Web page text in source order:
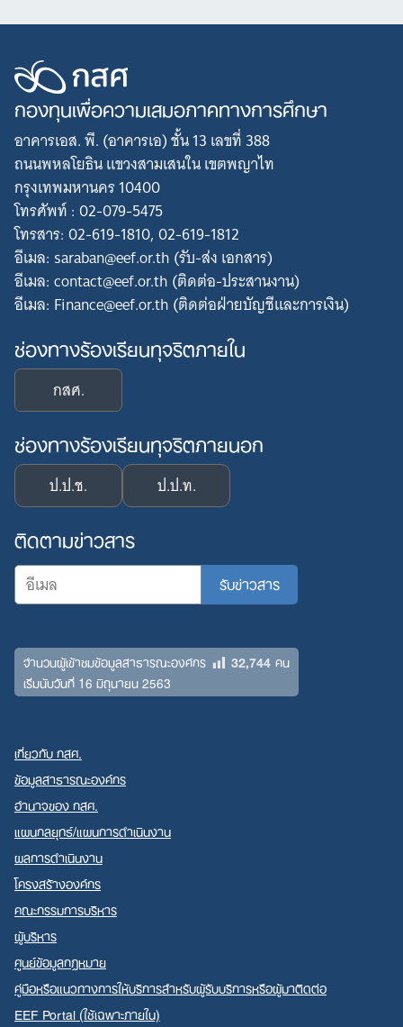
กองทุนเพื่อความเสมอภาคทางการศึกษา
อาคารเอส. พี. (อาคารเอ) ชั้น 13 เลขที่ 388
ถนนพหลโยธิน แขวงสามเสนใน เขตพญาไท
กรุงเทพมหานคร 10400
โทรศัพท์ : 02-079-5475
โทรสาร: 02-619-1810, 02-619-1812
อีเมล: saraban@eef.or.th (รับ-ส่ง เอกสาร)
อีเมล: contact@eef.or.th (ติดต่อ-ประสานงาน)
อีเมล: Finance@eef.or.th (ติดต่อฝ่ายบัญชีและการเงิน)
ช่องทางร้องเรียนทุจริตภายใน
กสศ.
ช่องทางร้องเรียนทุจริตภายนอก
ป.ป.ช. ป.ป.ท.
ติดตามข่าวสาร
จำนวนผู้เข้าชมข้อมูลสาธารณะองค์กร 32,744คน
เริ่มนับวันที่ 16 มิถุนายน 2563
เกี่ยวกับ กสศ.
ข้อมูลสาธารณะองค์กร
อำนาจของ กสศ.
แผนกลยุทธ์/แผนการดำเนินงาน
ผลการดำเนินงาน
โครงสร้างองค์กร
คณะกรรมการบริหาร
ผู้บริหาร
ศูนย์ข้อมูลกฎหมาย
คู่มือหรือแนวทางการให้บริการสำหรับผู้รับบริการหรือผู้มาติดต่อ
EEF Portal (ใช้เฉพาะภายใน)